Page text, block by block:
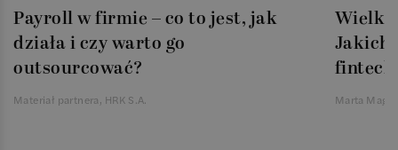
Payroll w firmie – co to jest, jak
działa i czy warto go
outsourcować?
Materiał partnera, HRK S.A.
Jakich
Marta